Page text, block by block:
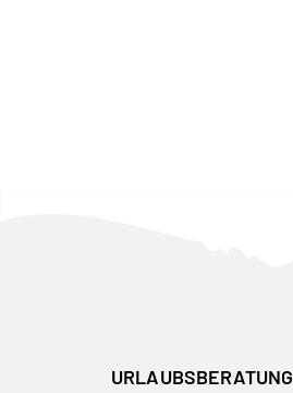
URLAUBSBERATUNG